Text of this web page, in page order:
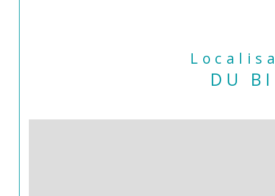
DU